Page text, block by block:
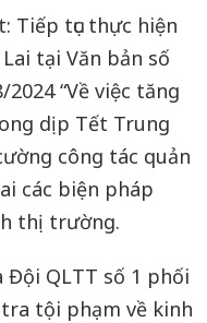
Tiếp tục thực hiện
Lai tại Văn bản số
“Về việc tăng
dịp Tết Trung
công tác quản
các biện pháp
thị trường.
Đội QLTT số 1 phối
tội phạm về kinh